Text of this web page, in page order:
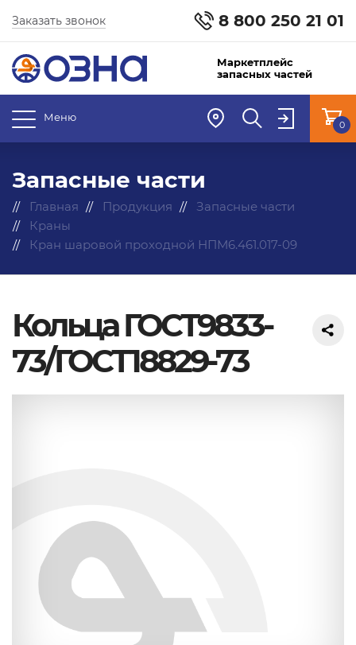
8 800 250 21 01
Заказать звонок
Маркетплейс
запасных частей
Меню
0
Запасные части
Главная Продукция
Запасные части
Краны
Кран шаровой проходной НПМ6.461.017-09
Кольца ГОСТ9833-
73/ГОСТ18829-73